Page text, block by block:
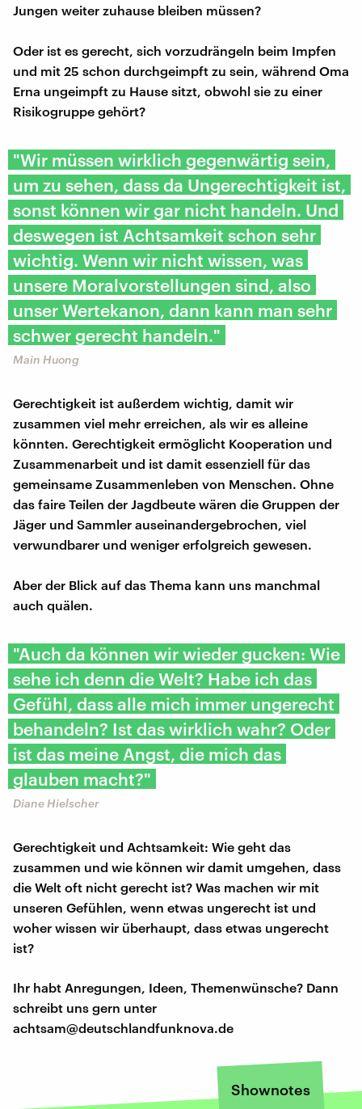
Jungen weiter zuhause bleiben müssen?
Oder ist es gerecht, sich vorzudrängeln beim Impfen
und mit 25 schon durchgeimpft zu sein, während Oma
Erna ungeimpft zu Hause sitzt, obwohl sie zu einer
Risikogruppe gehört?
"Wir müssen wirklich gegenwärtig sein,
um zu sehen, dass da Ungerechtigkeit ist,
sonst können wir gar nicht handeln. Und
deswegen ist Achtsamkeit schon sehr
wichtig. Wenn wir nicht wissen, was
unsere Moralvorstellungen sind, also
unser Wertekanon, dann kann man sehr
schwer gerecht handeln."
Main Huong
Gerechtigkeit ist außerdem wichtig, damit wir
zusammen viel mehr erreichen, als wir es alleine
könnten. Gerechtigkeit ermöglicht Kooperation und
Zusammenarbeit und ist damit essenziell für das
gemeinsame Zusammenleben von Menschen. Ohne
das faire Teilen der Jagdbeute wären die Gruppen der
Jäger und Sammler auseinandergebrochen, viel
verwundbarer und weniger erfolgreich gewesen.
Aber der Blick auf das Thema kann uns manchmal
auch quälen.
"Auch da können wir wieder gucken: Wie
sehe ich denn die Welt? Habe ich das
Gefühl, dass alle mich immer ungerecht
behandeln? Ist das wirklich wahr? Oder
ist das meine Angst, die mich das
glauben macht?"
Diane Hielscher
Gerechtigkeit und Achtsamkeit: Wie geht das
zusammen und wie können wir damit umgehen, dass
die Welt oft nicht gerecht ist? Was machen wir mit
unseren Gefühlen, wenn etwas ungerecht ist und
woher wissen wir überhaupt, dass etwas ungerecht
ist?
Ihr habt Anregungen, Ideen, Themenwünsche? Dann
schreibt uns gern unter
achtsam@deutschlandfunknova.de
Shownotes